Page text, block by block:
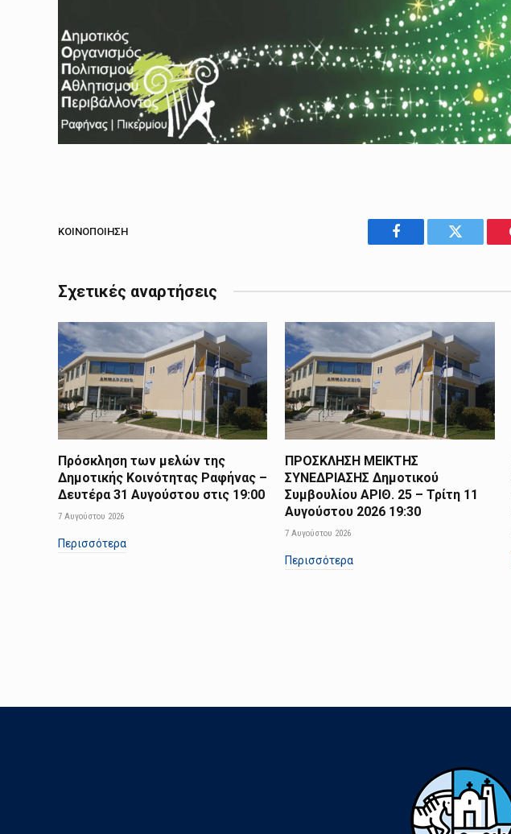
ΚΟΙΝΟΠΟΊΗΣΗ
Facebook Twitter
Σχετικές αναρτήσεις
Πρόσκληση των μελών της
Δημοτικής Κοινότητας Ραφήνας –
Δευτέρα 31 Αυγούστου στις 19:00
7 Αυγούστου 2026
Περισσότερα
ΠΡΟΣΚΛΗΣΗ ΜΕΙΚΤΗΣ
ΣΥΝΕΔΡΙΑΣΗΣ Δημοτικού
Συμβουλίου ΑΡΙΘ. 25 – Τρίτη 11
Αυγούστου 2026 19:30
7 Αυγούστου 2026
Περισσότερα